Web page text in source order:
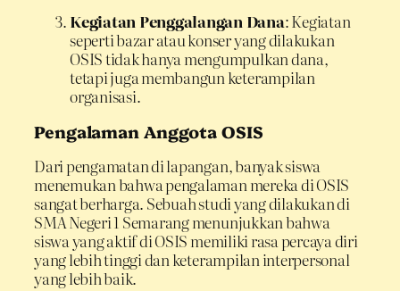
Kegiatan Penggalangan Dana: Kegiatan
seperti bazar atau konser yang dilakukan
OSIS tidak hanya mengumpulkan dana,
tetapi juga membangun keterampilan
organisasi.
Pengalaman Anggota OSIS
Dari pengamatan di lapangan, banyak siswa
menemukan bahwa pengalaman mereka di OSIS
sangat berharga. Sebuah studi yang dilakukan di
SMA Negeri 1 Semarang menunjukkan bahwa
siswa yang aktif di OSIS memiliki rasa percaya diri
yang lebih tinggi dan keterampilan interpersonal
yang lebih baik.